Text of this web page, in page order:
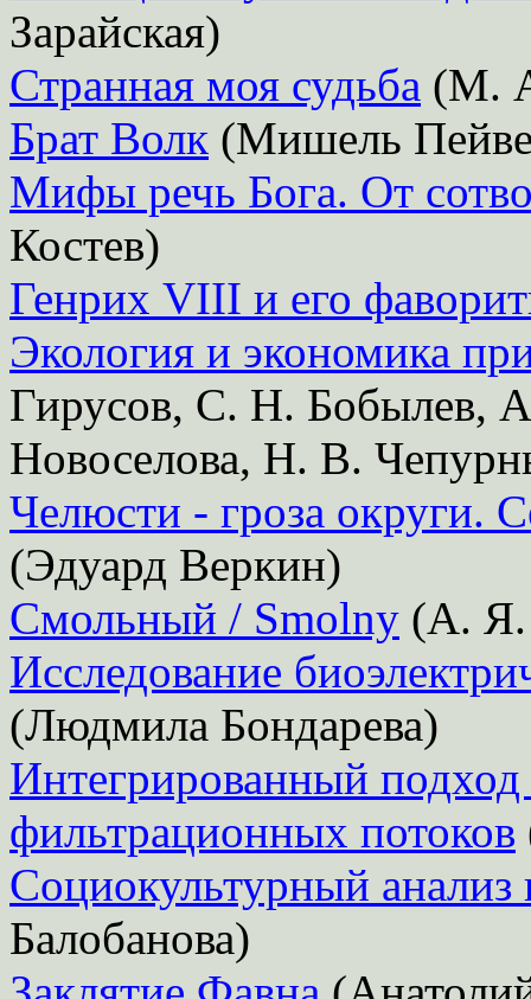
Зарайская)
Странная моя судьба (М.
Брат Волк (Мишель
Мифы речь Бога. От
Костев)
Генрих VIII и его
Экология и экономика
Гирусов, С. Н. Бобылев,
Новоселова, Н. В.
Челюсти - гроза округи.
(Эдуард Веркин)
Смольный / Smolny (А. Я.
Исследование
(Людмила Бондарева)
Интегрированный
фильтрационных потоков
Социокультурный анализ
Балобанова)